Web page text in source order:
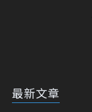
最新文章